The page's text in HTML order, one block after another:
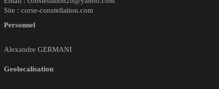
Site : corse-constellation.com
Personnel
Alexandre GERMANI
Geolocalisation